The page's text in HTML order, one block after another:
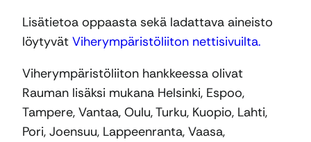
Lisätietoa oppaasta sekä ladattava aineisto
löytyvät Viherympäristöliiton nettisivuilta.
Viherympäristöliiton hankkeessa olivat
Rauman lisäksi mukana Helsinki, Espoo,
Tampere, Vantaa, Oulu, Turku, Kuopio, Lahti,
Pori, Joensuu, Lappeenranta, Vaasa,